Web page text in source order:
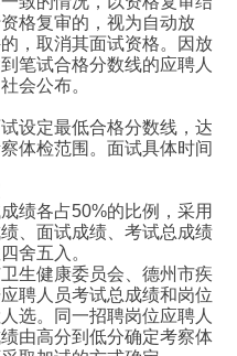
格复审的，视为自动放
，取消其面试资格。因放
笔试合格分数线的应聘人
会公布。
设定最低合格分数线，达
体检范围。面试具体时间
绩各占50%的比例，采用
、面试成绩、考试总成绩
舍五入。
生健康委员会、德州市疾
聘人员考试总成绩和岗位
选。同一招聘岗位应聘人
由高分到低分确定考察体